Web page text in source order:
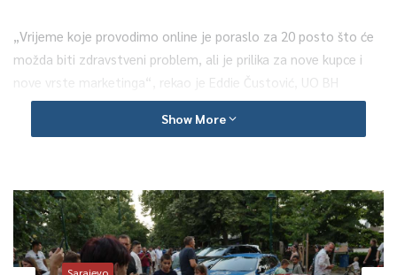
„Vrijeme koje provodimo online je poraslo za 20 posto što će
možda biti zdravstveni problem, ali je prilika za nove kupce i
nove vrste marketinga“, rekao je Eddie Čustović, UO BH
Futures Fondation.
ostvarile su bolje rezulatate u vrijeme pandemije. To je i
razlog što su mnogi ozbiljnije shvatili web oglašavanje.
“Recimo jedan od naših klijenata koji se bavi prodajom obuće
Show More
Sarajevo